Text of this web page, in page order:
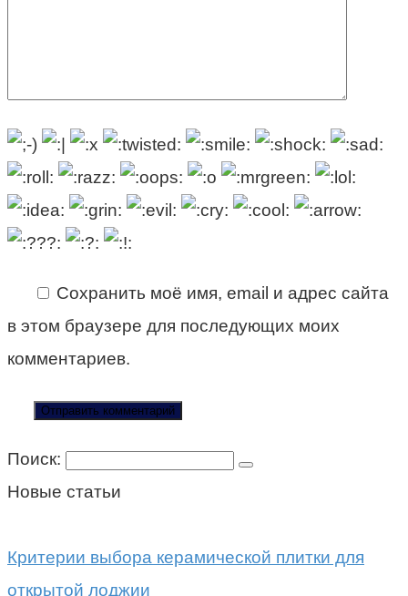
Сохранить моё имя, email и адрес сайта
в этом браузере для последующих моих
комментариев.
Поиск:
Новые статьи
Критерии выбора керамической плитки для
открытой лоджии